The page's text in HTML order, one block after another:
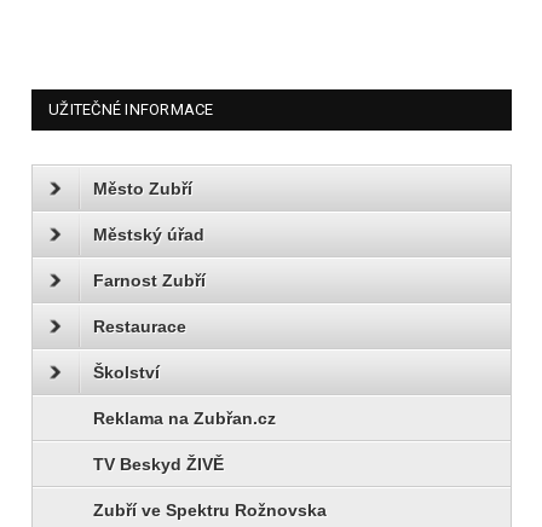
UŽITEČNÉ INFORMACE
Město Zubří
Městský úřad
Farnost Zubří
Restaurace
Školství
Reklama na Zubřan.cz
TV Beskyd ŽIVĚ
Zubří ve Spektru Rožnovska